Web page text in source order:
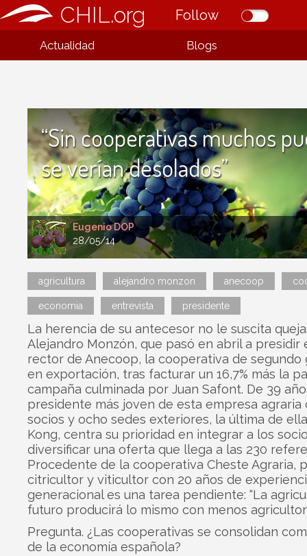
CHIL.org Follow
Actualidad Blogs
Eugenio DOP
28/05/14
“Sin cooperativas muchos
se verían desolados”
agricultura alejandro monzon anecoop
economia entrevista presidente
La herencia de su antecesor no le suscita
Alejandro Monzón, que pasó en abril a presidir
rector de Anecoop, la cooperativa de segundo
en exportación, tras facturar un 16,7% más la
campaña culminada por Juan Safont. De 39
presidente más joven de esta empresa agraria
socios y ocho sedes exteriores, la última de
Kong, centra su prioridad en integrar a los
diversificar una oferta que llega a las 230
Procedente de la cooperativa Cheste Agraria,
citricultor y viticultor con 20 años de
generacional es una tarea pendiente: “La
futuro producirá lo mismo con menos
Pregunta. ¿Las cooperativas se consolidan
de la economía española?